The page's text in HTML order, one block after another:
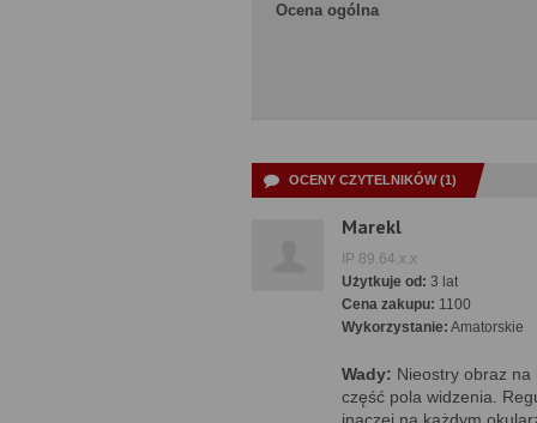
Ocena ogólna
OCENY CZYTELNIKÓW (1)
Marekl
IP 89.64.x.x
Użytkuje od: 3 lat
Cena zakupu: 1100
Wykorzystanie: Amatorskie
Wady: Nieostry obraz
część pola widzenia.